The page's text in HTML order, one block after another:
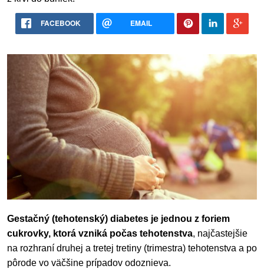
FACEBOOK EMAIL
Gestačný (tehotenský) diabetes je jednou z foriem
cukrovky, ktorá vzniká počas tehotenstva, najčastejšie
na rozhraní druhej a tretej tretiny (trimestra) tehotenstva a po
pôrode vo väčšine prípadov odoznieva.